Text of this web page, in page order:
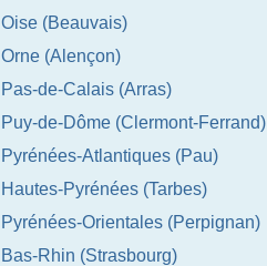
Oise (Beauvais)
Orne (Alençon)
Pas-de-Calais (Arras)
Puy-de-Dôme (Clermont-Ferrand)
Pyrénées-Atlantiques (Pau)
Hautes-Pyrénées (Tarbes)
Pyrénées-Orientales (Perpignan)
Bas-Rhin (Strasbourg)